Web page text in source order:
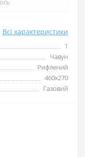
Всі характеристики
1
Чавун
Рифлений
460x270
Газовий